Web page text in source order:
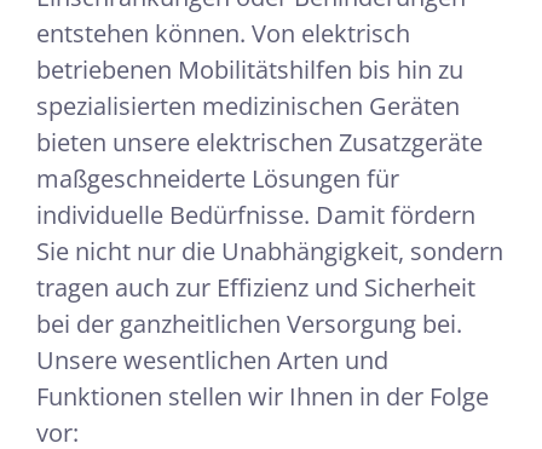
entstehen können. Von elektrisch
betriebenen Mobilitätshilfen bis hin zu
spezialisierten medizinischen Geräten
bieten unsere elektrischen Zusatzgeräte
maßgeschneiderte Lösungen für
individuelle Bedürfnisse. Damit fördern
Sie nicht nur die Unabhängigkeit, sondern
tragen auch zur Effizienz und Sicherheit
bei der ganzheitlichen Versorgung bei.
Unsere wesentlichen Arten und
Funktionen stellen wir Ihnen in der Folge
vor: